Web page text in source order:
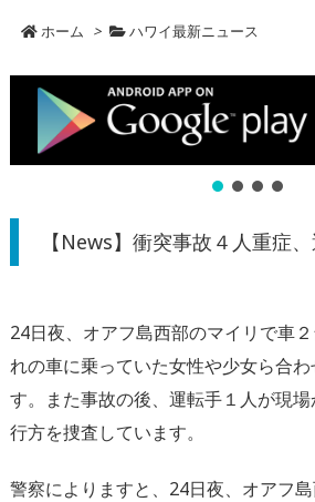
ホーム > ハワイ最新ニュース
【News】衝突事故４人重症
24日夜、オアフ島西部のマイリで車
れの車に乗っていた女性や少女ら合
す。また事故の後、運転手１人が現
行方を捜査しています。
警察によりますと、24日夜、オアフ